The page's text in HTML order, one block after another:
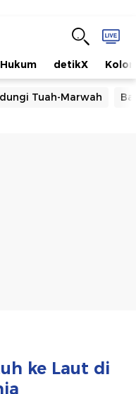
Hukum detikX
Tuah-Marwah
ke Laut di